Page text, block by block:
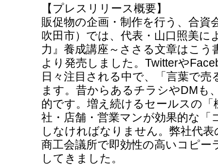
【プレスリリース概要】
販促物の企画・制作を行う、合資
吹田市）では、代表・山口照美に
力』養成講座～ささる文章はこう
より発売しました。Twitterや
日々注目される中で、「言葉で
ます。昔からあるチラシやDMも
的です。増え続けるセールスの
社・店舗・営業マンが効果的な「
しなければなりません。弊社代
商工会議所で即効性の高いコピ
してきました。